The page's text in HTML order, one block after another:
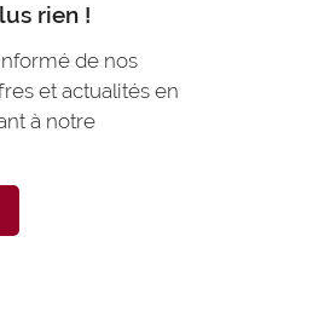
rien !
de nos
et actualités en
à notre